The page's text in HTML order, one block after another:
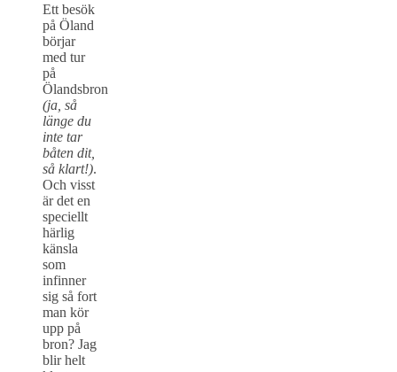
Ett besök
på Öland
börjar
med tur
på
Ölandsbron
(ja, så
länge du
inte tar
båten dit,
så klart!).
Och visst
är det en
speciellt
härlig
känsla
som
infinner
sig så fort
man kör
upp på
bron? Jag
blir helt